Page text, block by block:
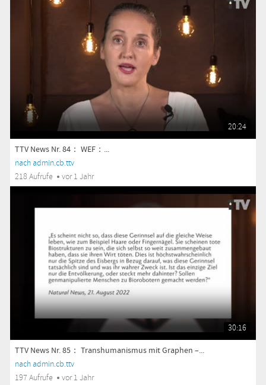
20:24
TTV News Nr. 84： WEF：...
nach admin.cb.ttv
218 Aufrufe
vor 1 Jahr
30:16
TTV News Nr. 85： Transhumanismus mit Graphen –...
nach admin.cb.ttv
197 Aufrufe
vor 1 Jahr